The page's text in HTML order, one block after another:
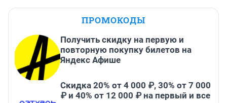
ПРОМОКОДЫ
Получить скидку на первую и
повторную покупку билетов на
Яндекс Афише
Скидка 20% от 4 000 ₽, 30% от 7 000
₽ и 40% от 12 000 ₽ на первый и все